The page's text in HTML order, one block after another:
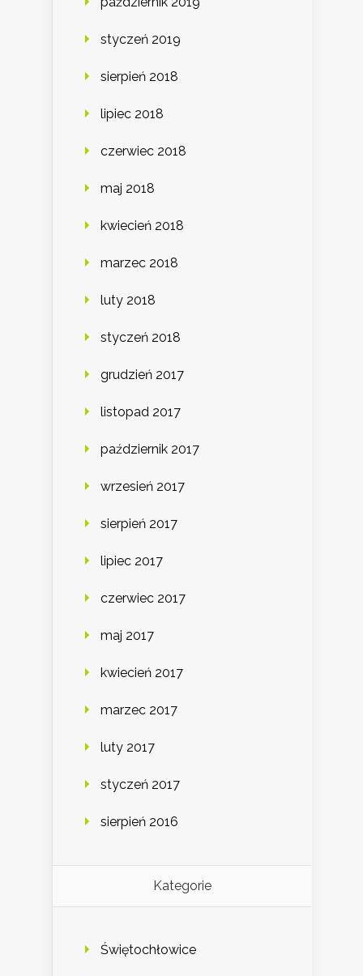
styczeń 2019
sierpień 2018
lipiec 2018
czerwiec 2018
maj 2018
kwiecień 2018
marzec 2018
luty 2018
styczeń 2018
grudzień 2017
listopad 2017
październik 2017
wrzesień 2017
sierpień 2017
lipiec 2017
czerwiec 2017
maj 2017
kwiecień 2017
marzec 2017
luty 2017
styczeń 2017
sierpień 2016
Kategorie
Świętochłowice